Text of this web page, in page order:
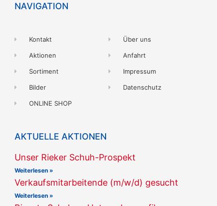
NAVIGATION
Kontakt
Aktionen
Sortiment
Bilder
ONLINE SHOP
Über uns
Anfahrt
Impressum
Datenschutz
AKTUELLE AKTIONEN
Unser Rieker Schuh-Prospekt
Weiterlesen »
Verkaufsmitarbeitende (m/w/d) gesucht
Weiterlesen »